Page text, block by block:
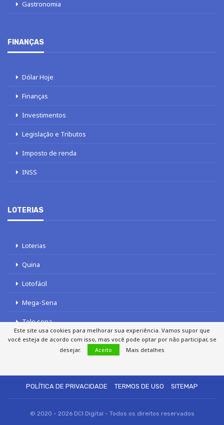
Gastronomia
FINANÇAS
Dólar Hoje
Finanças
Investimentos
Legislação e Tributos
Imposto de renda
INSS
LOTERIAS
Loterias
Quina
Lotofácil
Mega-Sena
Tele sena
POLÍTICA DE PRIVACIDADE
TERMOS DE USO SITEMAP
© 2020 - 2026 DCI Digital - Todos os direitos reservados
Este site usa cookies para melhorar sua experiência. Vamos supor que
você esteja de acordo com isso, mas você pode optar por não participar, se
desejar.
Aceito Mais detalhes